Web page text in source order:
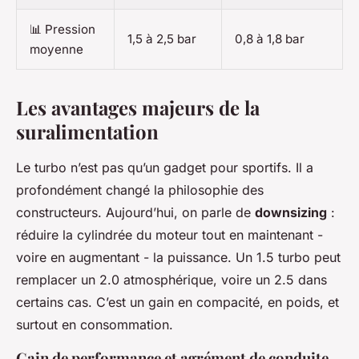
📊 Pression
moyenne
1,5 à 2,5 bar 0,8 à 1,8 bar
Les avantages majeurs de la
suralimentation
Le turbo n’est pas qu’un gadget pour sportifs. Il a
profondément changé la philosophie des
constructeurs. Aujourd’hui, on parle de downsizing :
réduire la cylindrée du moteur tout en maintenant -
voire en augmentant - la puissance. Un 1.5 turbo peut
remplacer un 2.0 atmosphérique, voire un 2.5 dans
certains cas. C’est un gain en compacité, en poids, et
surtout en consommation.